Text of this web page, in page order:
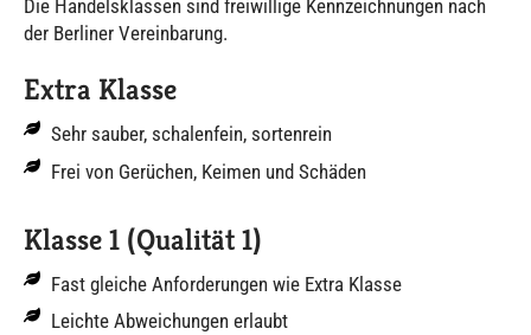
Die Handelsklassen sind freiwillige Kennzeichnungen nach
der Berliner Vereinbarung.
Extra Klasse
Sehr sauber, schalenfein, sortenrein
Frei von Gerüchen, Keimen und Schäden
Klasse 1 (Qualität 1)
Fast gleiche Anforderungen wie Extra Klasse
Leichte Abweichungen erlaubt